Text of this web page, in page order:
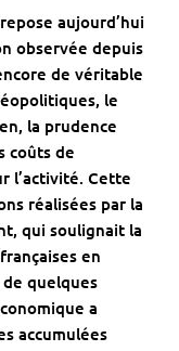
aujourd’hui
observée depuis
de véritable
le
la prudence
coûts de
l’activité. Cette
réalisées par la
qui soulignait la
en
de quelques
a
accumulées